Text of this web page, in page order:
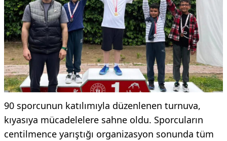
90 sporcunun katılımıyla düzenlenen turnuva,
kıyasıya mücadelelere sahne oldu. Sporcuların
centilmence yarıştığı organizasyon sonunda tüm